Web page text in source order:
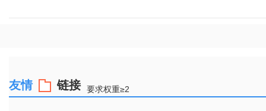
友情 链接 要求权重≥2